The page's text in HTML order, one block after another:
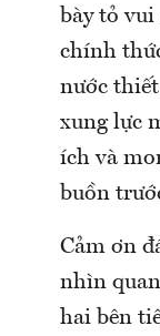
bày tỏ
chính
nước
xung lực
ích và
buồn
Cảm ơn
nhìn
hai bên